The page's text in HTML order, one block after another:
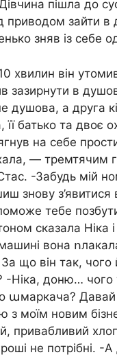
пішла до
приводом зайти
зняв із себе
хвилин він
зазирнути в
душова, а друга
її батько та двоє
на себе
— тремтячим
-Забудь мій
знову з’явитися
тебе
сказала Ніка
вона
що він так, чого
-Ніка, доню… чого
աмаркача? Давай
з моїм новим
привабливий
не потрібні. -